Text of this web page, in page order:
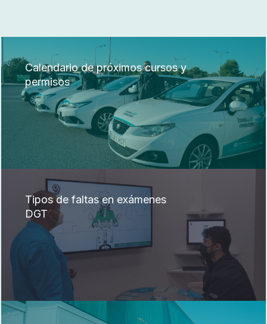
Calendario de próximos cursos y
permisos
Tipos de faltas en exámenes
DGT